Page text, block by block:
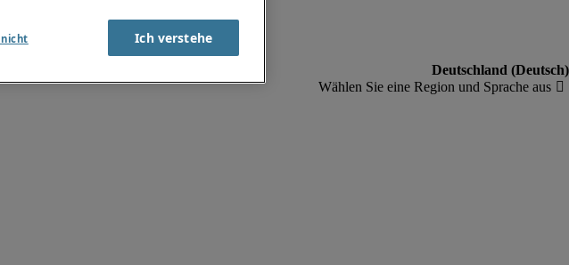
Ich verstehe